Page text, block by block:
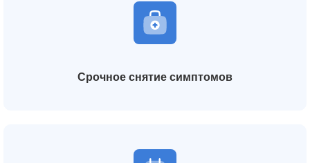
Срочное снятие симптомов